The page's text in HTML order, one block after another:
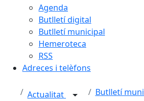
Agenda
Butlletí digital
Butlletí municipal
Hemeroteca
RSS
Adreces i telèfons
Actualitat Butlletí